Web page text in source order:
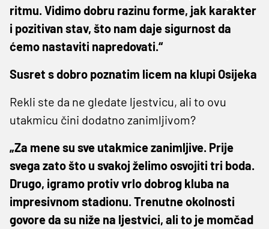
ritmu. Vidimo dobru razinu forme, jak karakter
i pozitivan stav, što nam daje sigurnost da
ćemo nastaviti napredovati.“
Susret s dobro poznatim licem na klupi Osijeka
Rekli ste da ne gledate ljestvicu, ali to ovu
utakmicu čini dodatno zanimljivom?
„Za mene su sve utakmice zanimljive. Prije
svega zato što u svakoj želimo osvojiti tri boda.
Drugo, igramo protiv vrlo dobrog kluba na
impresivnom stadionu. Trenutne okolnosti
govore da su niže na ljestvici, ali to je momčad